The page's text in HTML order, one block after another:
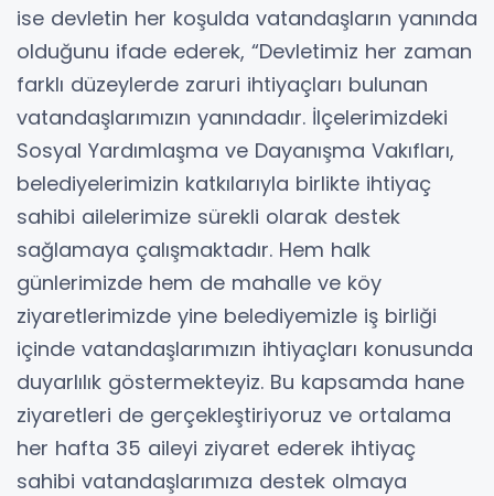
ise devletin her koşulda vatandaşların yanında
olduğunu ifade ederek, “Devletimiz her zaman
farklı düzeylerde zaruri ihtiyaçları bulunan
vatandaşlarımızın yanındadır. İlçelerimizdeki
Sosyal Yardımlaşma ve Dayanışma Vakıfları,
belediyelerimizin katkılarıyla birlikte ihtiyaç
sahibi ailelerimize sürekli olarak destek
sağlamaya çalışmaktadır. Hem halk
günlerimizde hem de mahalle ve köy
ziyaretlerimizde yine belediyemizle iş birliği
içinde vatandaşlarımızın ihtiyaçları konusunda
duyarlılık göstermekteyiz. Bu kapsamda hane
ziyaretleri de gerçekleştiriyoruz ve ortalama
her hafta 35 aileyi ziyaret ederek ihtiyaç
sahibi vatandaşlarımıza destek olmaya